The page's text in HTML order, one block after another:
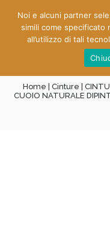
Home Cinture
CUOIO NATURALE
Noi e alcuni partner
simili come specificato
all’utilizzo di tali